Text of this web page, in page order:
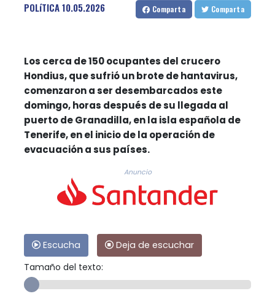
POLíTICA10.05.2026 Comparta Comparta
Los cerca de 150 ocupantes del crucero
Hondius, que sufrió un brote de hantavirus,
comenzaron a ser desembarcados este
domingo, horas después de su llegada al
puerto de Granadilla, en la isla española de
Tenerife, en el inicio de la operación de
evacuación a sus países.
Anuncio
Escucha
Deja de escuchar
Tamaño del texto: